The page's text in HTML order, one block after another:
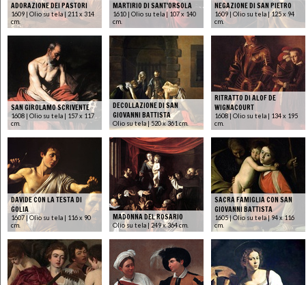
ADORAZIONE DEI PASTORI
1609 | Olio su tela | 211 x 314
cm.
MARTIRIO DI SANT'ORSOLA
1610 | Olio su tela | 107 x 140
cm.
NEGAZIONE DI SAN PIETRO
1609 | Olio su tela | 125 x 94
cm.
SAN GIROLAMO SCRIVENTE
1608 | Olio su tela | 157 x 117
cm.
DECOLLAZIONE DI SAN
GIOVANNI BATTISTA
Olio su tela | 520 x 361 cm.
RITRATTO DI ALOF DE
WIGNACOURT
1608 | Olio su tela | 134 x 195
cm.
DAVIDE CON LA TESTA DI
GOLIA
1607 | Olio su tela | 116 x 90
cm.
MADONNA DEL ROSARIO
Olio su tela | 249 x 364 cm.
SACRA FAMIGLIA CON SAN
GIOVANNI BATTISTA
1605 | Olio su tela | 94 x 116
cm.